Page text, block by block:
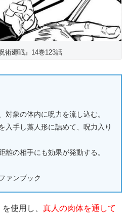
術廻戦』14巻123話
対象の体内に呪力を流し込む。
入手し藁人形に詰めて、呪力入り
離の相手にも効果が発動する。
ァンブック
を使用し、 真人の肉体を通して